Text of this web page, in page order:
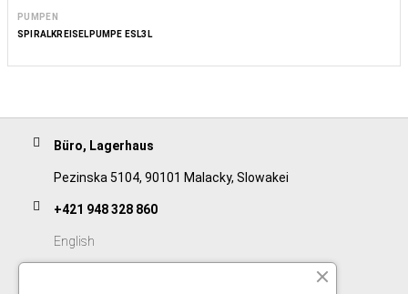
PUMPEN
SPIRALKREISELPUMPE ESL3L
Büro, Lagerhaus
Pezinska 5104, 90101 Malacky, Slowakei
+421 948 328 860
English